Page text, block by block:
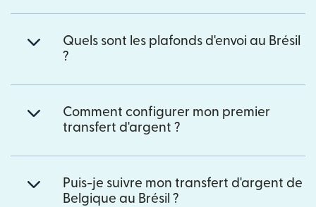
Quels sont les plafonds d'envoi au Brésil
?
Comment configurer mon premier
transfert d'argent ?
Puis-je suivre mon transfert d'argent de
Belgique au Brésil ?